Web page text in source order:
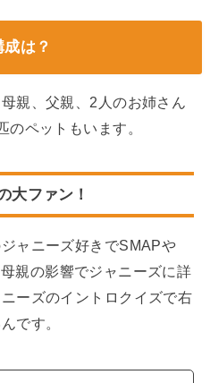
は？
親、父親、2人のお姉さん
ペットもいます。
大ファン！
ャニーズ好きでSMAPや
親の影響でジャニーズに詳
ーズのイントロクイズで右
です。